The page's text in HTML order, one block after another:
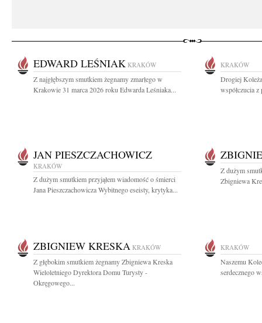
EDWARD LEŚNIAK KRAKÓW
Z najgłębszym smutkiem żegnamy zmarłego w
Krakowie 31 marca 2026 roku Edwarda Leśniaka...
KRAKÓW
Drogiej
współczucia
JAN PIESZCZACHOWICZ
KRAKÓW
Z dużym smutkiem przyjąłem wiadomość o śmierci
Jana Pieszczachowicza Wybitnego eseisty, krytyka...
Z dużym
Zbigniewa
ZBIGNIEW KRESKA KRAKÓW
Z głębokim smutkiem żegnamy Zbigniewa Kreska
Wieloletniego Dyrektora Domu Turysty -
Okręgowego...
KRAKÓW
Naszemu
serdecznego